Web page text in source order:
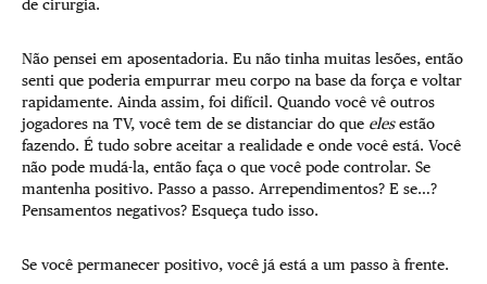
de cirurgia.
Não pensei em aposentadoria. Eu não tinha muitas lesões, então
senti que poderia empurrar meu corpo na base da força e voltar
rapidamente. Ainda assim, foi difícil. Quando você vê outros
jogadores na TV, você tem de se distanciar do que elesestão
fazendo. É tudo sobre aceitar a realidade e onde você está. Você
não pode mudá-la, então faça o que você pode controlar. Se
mantenha positivo. Passo a passo. Arrependimentos? E se…?
Pensamentos negativos? Esqueça tudo isso.
Se você permanecer positivo, você já está a um passo à frente.